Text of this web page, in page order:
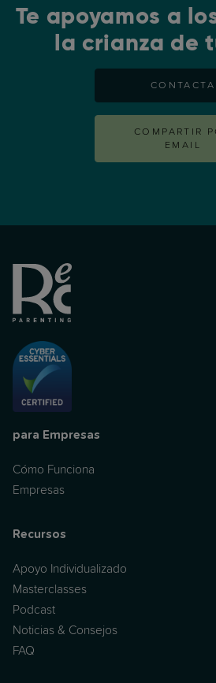
Te apoyamos a
la crianza de
CONTACTA
COMPARTIR
EMAIL
para Empresas
Cómo Funciona
Empresas
Recursos
Apoyo Individualizado
Masterclasses
Podcast
Noticias & Consejos
FAQ